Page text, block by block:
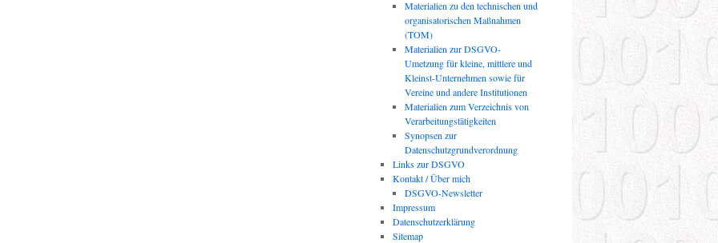
Materialien zu den technischen und
organisatorischen Maßnahmen
(TOM)
Materialien zur DSGVO-
Umetzung für kleine, mittlere und
Kleinst-Unternehmen sowie für
Vereine und andere Institutionen
Materialien zum Verzeichnis von
Verarbeitungstätigkeiten
Synopsen zur
Datenschutzgrundverordnung
Links zur DSGVO
Kontakt / Über mich
DSGVO-Newsletter
Impressum
Datenschutzerklärung
Sitemap